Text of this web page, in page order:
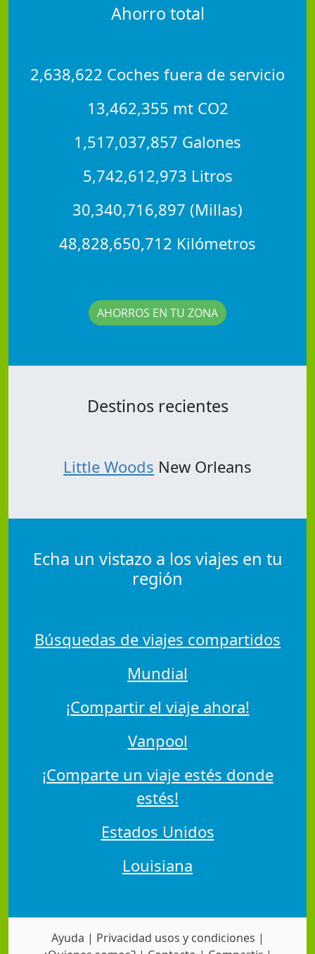
Ahorro total
2,638,622 Coches fuera de servicio
13,462,355 mt CO2
1,517,037,857 Galones
5,742,612,973 Litros
30,340,716,897 (Millas)
48,828,650,712 Kilómetros
AHORROS EN TU ZONA
Destinos recientes
Little Woods New Orleans
Echa un vistazo a los viajes en tu
región
Búsquedas de viajes compartidos
Mundial
¡Compartir el viaje ahora!
Vanpool
¡Comparte un viaje estés donde
estés!
Estados Unidos
Louisiana
Ayuda | Privacidad usos y condiciones |